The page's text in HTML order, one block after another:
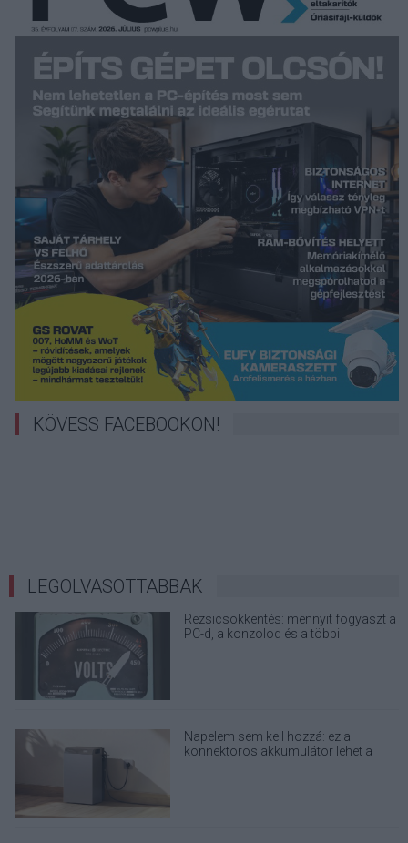
KÖVESS FACEBOOKON!
LEGOLVASOTTABBAK
Rezsicsökkentés: mennyit fogyaszt a
PC-d, a konzolod és a többi
Napelem sem kell hozzá: ez a
konnektoros akkumulátor lehet a